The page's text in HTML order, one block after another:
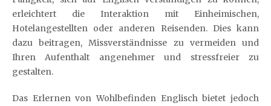
erleichtert die Interaktion mit Einheimischen,
Hotelangestellten oder anderen Reisenden. Dies kann
dazu beitragen, Missverständnisse zu vermeiden und
Ihren Aufenthalt angenehmer und stressfreier zu
gestalten.
Das Erlernen von Wohlbefinden Englisch bietet jedoch